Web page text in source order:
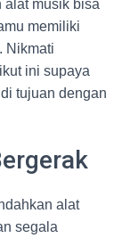
alat musik bisa
memiliki
Nikmati
ini supaya
tujuan dengan
alat
segala